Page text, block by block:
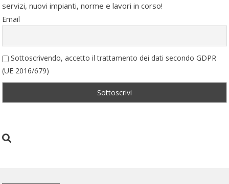
servizi, nuovi impianti, norme e lavori in corso!
Email
Sottoscrivendo, accetto il trattamento dei dati secondo GDPR
(UE 2016/679)